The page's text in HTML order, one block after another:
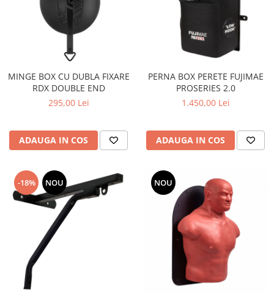
MINGE BOX CU DUBLA FIXARE
RDX DOUBLE END
295,00 Lei
ADAUGA IN COS
PERNA BOX PERETE FUJIMAE
PROSERIES 2.0
1.450,00 Lei
ADAUGA IN COS
-18% NOU NOU